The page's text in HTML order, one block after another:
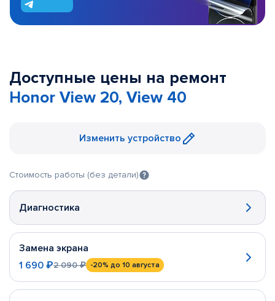
Доступные цены на ремонт
Honor View 20, View 40
Изменить устройство
Стоимость работы (без детали)
Диагностика
Замена экрана
1 690 ₽2 090 ₽ -20% до 10 августа